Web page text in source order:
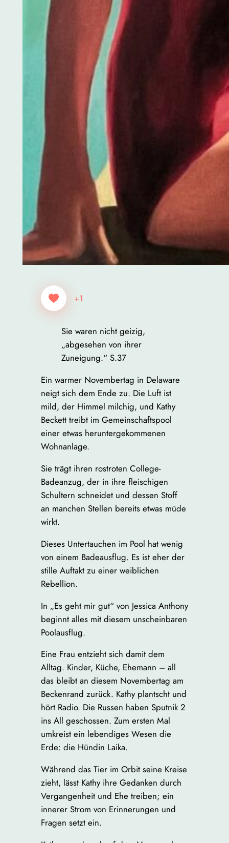
+1
Sie waren nicht geizig,
„abgesehen von ihrer
Zuneigung.“ S.37
Ein warmer Novembertag in Delaware
neigt sich dem Ende zu. Die Luft ist
mild, der Himmel milchig, und Kathy
Beckett treibt im Gemeinschaftspool
einer etwas heruntergekommenen
Wohnanlage.
Sie trägt ihren rostroten College-
Badeanzug, der in ihre fleischigen
Schultern schneidet und dessen Stoff
an manchen Stellen bereits etwas müde
wirkt.
Dieses Untertauchen im Pool hat wenig
von einem Badeausflug. Es ist eher der
stille Auftakt zu einer weiblichen
Rebellion.
In „Es geht mir gut“ von Jessica Anthony
beginnt alles mit diesem unscheinbaren
Poolausflug.
Eine Frau entzieht sich damit dem
Alltag. Kinder, Küche, Ehemann – all
das bleibt an diesem Novembertag am
Beckenrand zurück. Kathy plantscht und
hört Radio. Die Russen haben Sputnik 2
ins All geschossen. Zum ersten Mal
umkreist ein lebendiges Wesen die
Erde: die Hündin Laika.
Während das Tier im Orbit seine Kreise
zieht, lässt Kathy ihre Gedanken durch
Vergangenheit und Ehe treiben; ein
innerer Strom von Erinnerungen und
Fragen setzt ein.